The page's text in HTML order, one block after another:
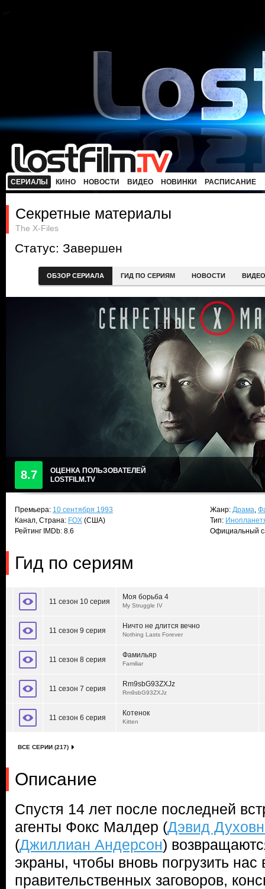
СЕРИАЛЫ КИНО НОВОСТИ ВИДЕО НОВИНКИ РАСПИСАНИЕ
Секретные материалы
The X-Files
Статус: Завершен
ОБЗОР СЕРИАЛА ГИД ПО СЕРИЯМ НОВОСТИ ВИДЕО
8.7
ОЦЕНКА ПОЛЬЗОВАТЕЛЕЙ
LOSTFILM.TV
Премьера: 10 сентября 1993
Канал, Страна: FOX (США)
Рейтинг IMDb: 8.6
Жанр: Драма,
Тип:
Официальный
Гид по сериям
11 сезон 10 серия
Моя борьба 4
My Struggle IV
11 сезон 9 серия
Ничто не длится вечно
Nothing Lasts Forever
11 сезон 8 серия
Фамильяр
Familiar
11 сезон 7 серия
Rm9sbG93ZXJz
Rm9sbG93ZXJz
11 сезон 6 серия
Котенок
Kitten
ВСЕ СЕРИИ (217)
Описание
Спустя 14 лет после последней
агенты Фокс Малдер (Дэвид
(Джиллиан Андерсон)
экраны, чтобы вновь погрузить
правительственных заговоров,